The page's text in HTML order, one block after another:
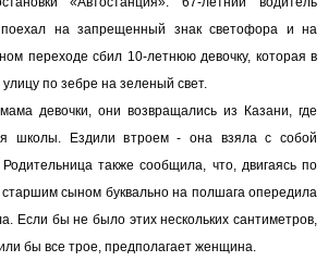
на запрещенный знак светофора и на
переходе сбил 10-летнюю девочку, которая в
по зебре на зеленый свет.
девочки, они возвращались из Казани, где
школы. Ездили втроем - она взяла с собой
также сообщила, что, двигаясь по
сыном буквально на полшага опередила
Если бы не было этих нескольких сантиметров,
бы все трое, предполагает женщина.